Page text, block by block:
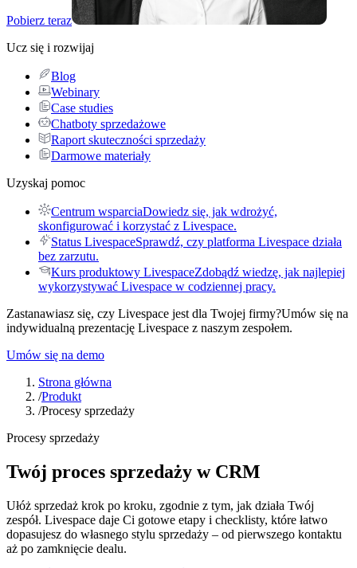
Pobierz teraz
Ucz się i rozwijaj
Blog
Webinary
Case studies
Chatboty sprzedażowe
Raport skuteczności sprzedaży
Darmowe materiały
Uzyskaj pomoc
Centrum wsparciaDowiedz się, jak wdrożyć,
skonfigurować i korzystać z Livespace.
Status LivespaceSprawdź, czy platforma Livespace działa
bez zarzutu.
Kurs produktowy LivespaceZdobądź wiedzę, jak najlepiej
wykorzystywać Livespace w codziennej pracy.
Zastanawiasz się, czy Livespace jest dla Twojej firmy?Umów się na
indywidualną prezentację Livespace z naszym zespołem.
Umów się na demo
Strona główna
/Produkt
/Procesy sprzedaży
Procesy sprzedaży
Twój proces sprzedaży w CRM
Ułóż sprzedaż krok po kroku, zgodnie z tym, jak działa Twój
zespół. Livespace daje Ci gotowe etapy i checklisty, które łatwo
dopasujesz do własnego stylu sprzedaży – od pierwszego kontaktu
aż po zamknięcie dealu.